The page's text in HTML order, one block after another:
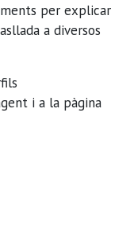
per explicar
a diversos
i a la pàgina